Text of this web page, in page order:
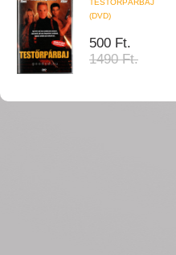
TESTŐRPÁRBAJ
(DVD)
500 Ft.
1490 Ft.